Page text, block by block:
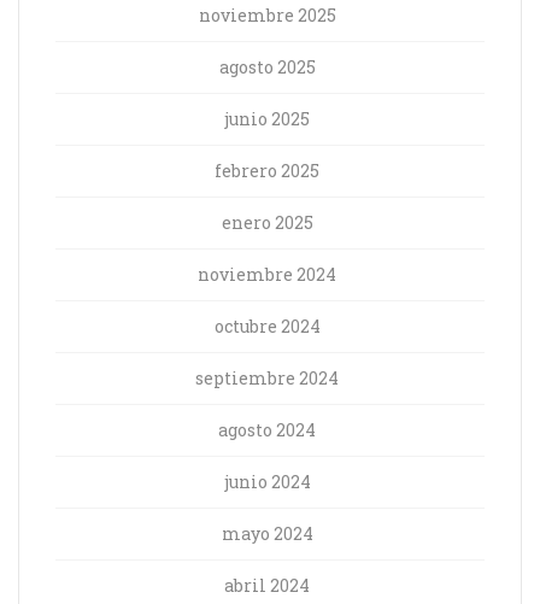
noviembre 2025
agosto 2025
junio 2025
febrero 2025
enero 2025
noviembre 2024
octubre 2024
septiembre 2024
agosto 2024
junio 2024
mayo 2024
abril 2024